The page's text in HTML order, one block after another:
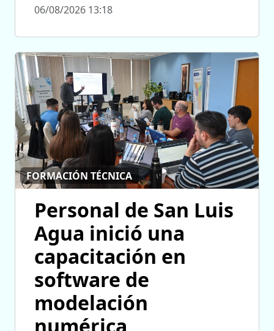
06/08/2026 13:18
FORMACIÓN TÉCNICA
Personal de San Luis
Agua inició una
capacitación en
software de
modelación